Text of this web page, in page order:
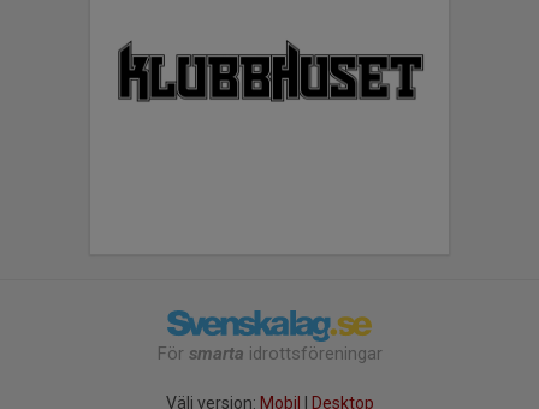
För smarta idrottsföreningar
Välj version: Mobil Desktop